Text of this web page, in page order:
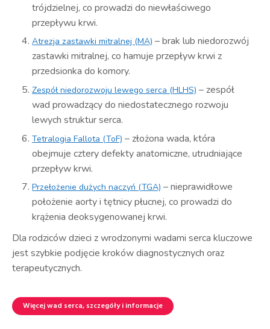
trójdzielnej, co prowadzi do niewłaściwego
przepływu krwi.
Atrezja zastawki mitralnej (MA) – brak lub niedorozwój
zastawki mitralnej, co hamuje przepływ krwi z
przedsionka do komory.
Zespół niedorozwoju lewego serca (HLHS) – zespół
wad prowadzący do niedostatecznego rozwoju
lewych struktur serca.
Tetralogia Fallota (ToF) – złożona wada, która
obejmuje cztery defekty anatomiczne, utrudniające
przepływ krwi.
Przełożenie dużych naczyń (TGA) – nieprawidłowe
położenie aorty i tętnicy płucnej, co prowadzi do
krążenia deoksygenowanej krwi.
Dla rodziców dzieci z wrodzonymi wadami serca kluczowe
jest szybkie podjęcie kroków diagnostycznych oraz
terapeutycznych.
Więcej wad serca, szczegóły i informacje